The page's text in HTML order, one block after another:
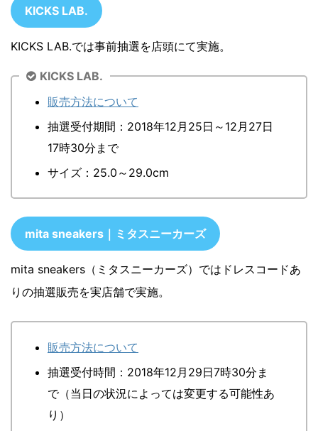
KICKS LAB.
KICKS LAB.では事前抽選を店頭にて実施。
KICKS LAB.
販売方法について
抽選受付期間：2018年12月25日～12月27日
17時30分まで
サイズ：25.0～29.0cm
mita sneakers｜ミタスニーカーズ
mita sneakers（ミタスニーカーズ）ではドレスコードあ
りの抽選販売を実店舗で実施。
販売方法について
抽選受付時間：2018年12月29日7時30分ま
で（当日の状況によっては変更する可能性あ
り）